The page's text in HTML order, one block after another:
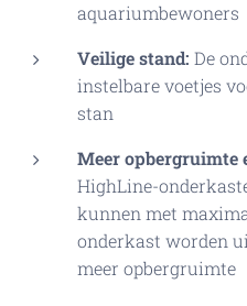
aquariumbewoners
Veilige stand: De
instelbare voetjes
stan
Meer opbergruimte
HighLine-
kunnen met
onderkast worden
meer opbergruimte